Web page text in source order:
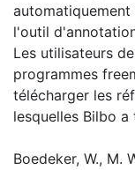
l'outil
Les utilisateurs
programmes
télécharger les
lesquelles Bilbo a
Boedeker, W., M.